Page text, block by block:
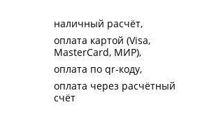
наличный расчёт
оплата картой (Visa,
MasterCard, МИР)
оплата по qr-коду
оплата через расчётный
счёт